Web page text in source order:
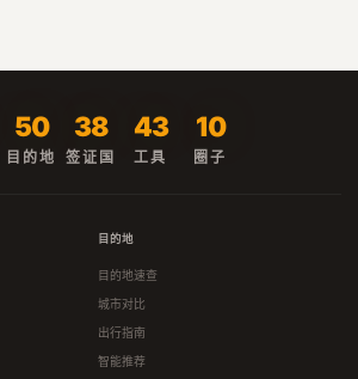
50
目的地
38
签证国
43
工具
10
圈子
目的地
目的地速查
城市对比
出行指南
智能推荐